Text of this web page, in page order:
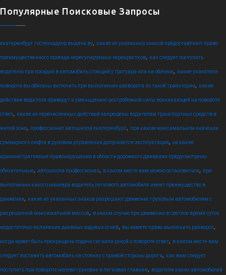
Популярные Поисковые Запросы
екатеринбург гостехнадзор выдача ву, какие из указанных знаков предоставляют право
преимущественного проезда нерегулируемых перекрестков, как следует поступить
водителю при посадке в автомобиль стоящий у тротуара или на обочине, какие указатели
поворота вы обязаны включить при выполнении разворота по такой траектории, какие
действия водителя приведут к уменьшению центробежной силы возникающей на повороте
ответ, какие из перечисленных действий запрещены водителям транспортных средств в
жилой зоне, профессионал автошкола екатеринбург, при каком максимальном значении
суммарного люфта в рулевом управлении допускается эксплуатация, за какие
административные правонарушения в области дорожного движения предусмотрены
обязательные, автошкола профессионал, в каком месте вам можно остановиться, при
выполнении какого маневра водитель легкового автомобиля имеет преимущество в
движении, какие из указанных знаков разрешают движение грузовым автомобилям с
разрешенной максимальной массой, в каком случае при движении в светлое время суток
недостаточно включения дневных ходовых огней, вы имеете право выполнить разворот,
когда может быть прекращена подача сигнала рукой о повороте ответ, в каком месте вам
следует поставить автомобиль на стоянку с правой стороны дороги, как вам следует
поступить при повороте налево грузовик и легковая главная, водители каких автомобилей